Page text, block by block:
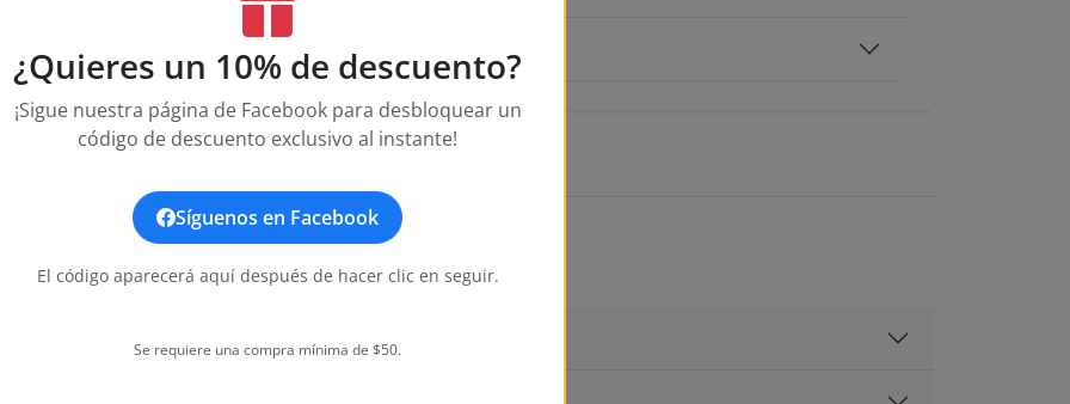
Adicionales
¿Quieres un 10% de descuento?
¡Sigue nuestra página de Facebook para desbloquear un
código de descuento exclusivo al instante!
Síguenos en Facebook
El código aparecerá aquí después de hacer clic en seguir.
Se requiere una compra mínima de $50.